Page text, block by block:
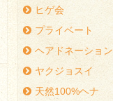
ヒゲ会
プライベート
ヘアドネーション
ヤクジョスイ
天然100%ヘナ